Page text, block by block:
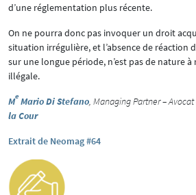
d’une réglementation plus récente.
On ne pourra donc pas invoquer un droit
situation irrégulière, et l’absence de réaction
sur une longue période, n’est pas de nature
illégale.
Me Mario Di Stefano, Managing Partner – Avocat
la Cour
Extrait de Neomag #64